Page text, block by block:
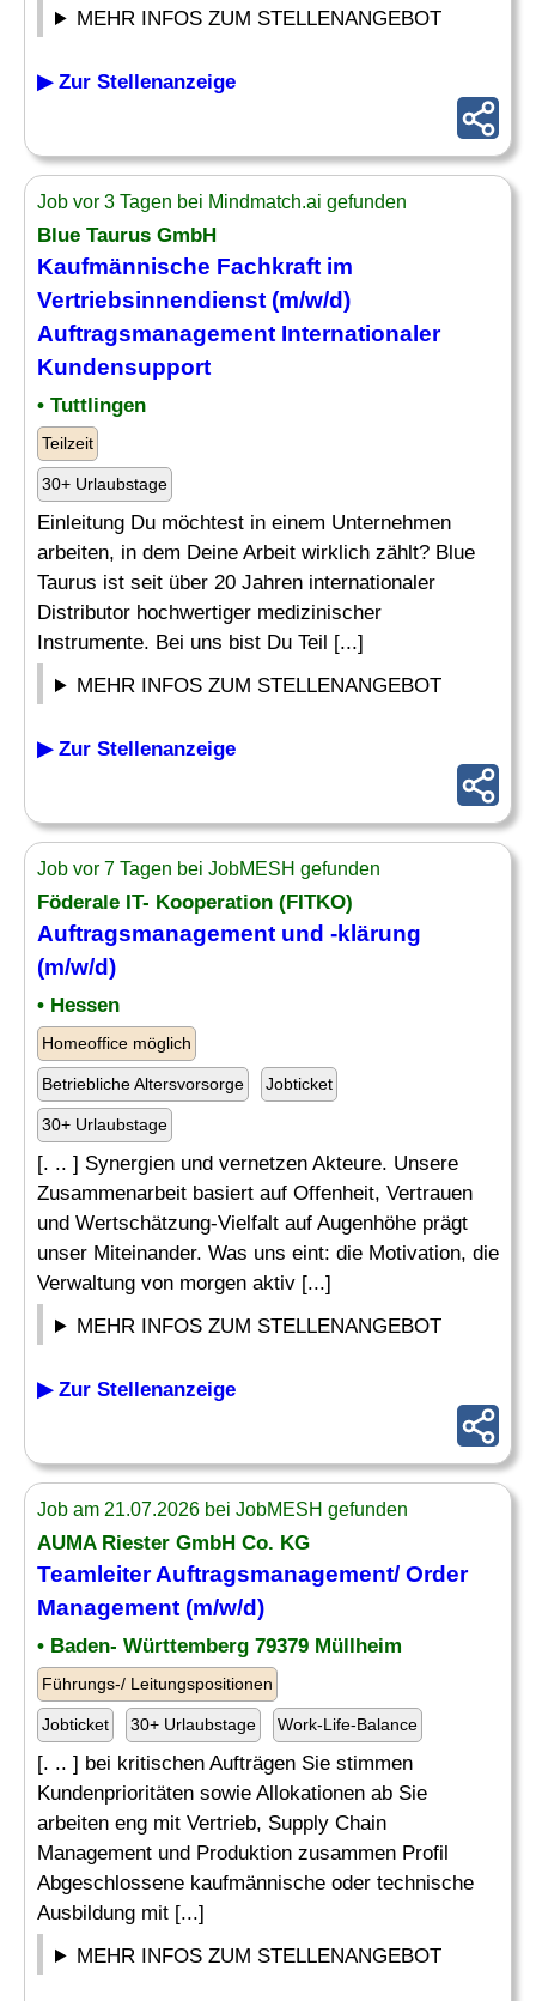
MEHR INFOS ZUM STELLENANGEBOT
▶ Zur Stellenanzeige
Job vor 3 Tagen bei Mindmatch.ai gefunden
Blue Taurus GmbH
Kaufmännische Fachkraft im
Vertriebsinnendienst (m/w/d)
Auftragsmanagement Internationaler
Kundensupport
• Tuttlingen
Teilzeit
30+ Urlaubstage
Einleitung Du möchtest in einem Unternehmen
arbeiten, in dem Deine Arbeit wirklich zählt? Blue
Taurus ist seit über 20 Jahren internationaler
Distributor hochwertiger medizinischer
Instrumente. Bei uns bist Du Teil [...]
MEHR INFOS ZUM STELLENANGEBOT
▶ Zur Stellenanzeige
Job vor 7 Tagen bei JobMESH gefunden
Föderale IT- Kooperation (FITKO)
Auftragsmanagement und -klärung
(m/w/d)
• Hessen
Homeoffice möglich
Betriebliche Altersvorsorge Jobticket
30+ Urlaubstage
[. .. ] Synergien und vernetzen Akteure. Unsere
Zusammenarbeit basiert auf Offenheit, Vertrauen
und Wertschätzung-Vielfalt auf Augenhöhe prägt
unser Miteinander. Was uns eint: die Motivation, die
Verwaltung von morgen aktiv [...]
MEHR INFOS ZUM STELLENANGEBOT
▶ Zur Stellenanzeige
Job am 21.07.2026 bei JobMESH gefunden
AUMA Riester GmbH Co. KG
TeamleiterAuftragsmanagement/ Order
Management (m/w/d)
• Baden- Württemberg 79379 Müllheim
Führungs-/ Leitungspositionen
Jobticket 30+ Urlaubstage Work-Life-Balance
[. .. ] bei kritischen Aufträgen Sie stimmen
Kundenprioritäten sowie Allokationen ab Sie
arbeiten eng mit Vertrieb, Supply Chain
Management und Produktion zusammen Profil
Abgeschlossene kaufmännische oder technische
Ausbildung mit [...]
MEHR INFOS ZUM STELLENANGEBOT